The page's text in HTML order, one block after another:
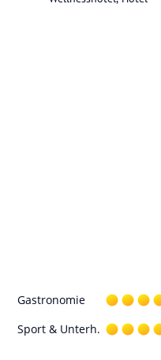
Gastronomie
Sport & Unterh.